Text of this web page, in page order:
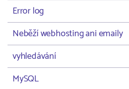
Error log
Neběží webhosting ani emaily
vyhledávání
MySQL